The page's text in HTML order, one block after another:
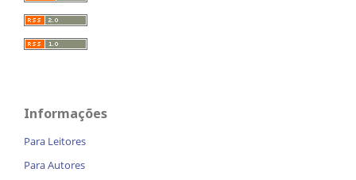
Informações
Para Leitores
Para Autores